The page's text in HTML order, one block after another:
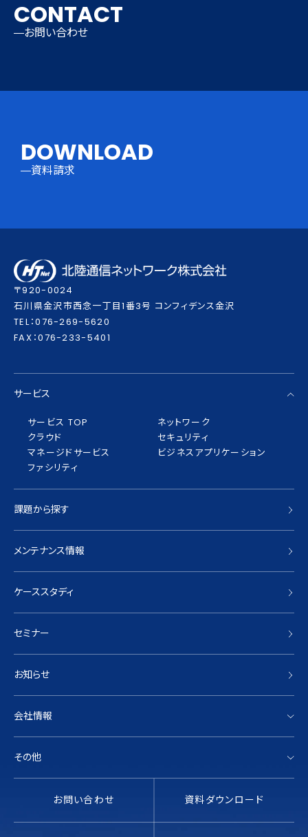
CONTACT
お問い合わせ
DOWNLOAD
資料請求
〒920-0024
⽯川県⾦沢市⻄念⼀丁⽬1番3号 コンフィデンス⾦沢
TEL：076-269-5620
FAX：076-233-5401
サービス
サービス TOP
ネットワーク
クラウド
セキュリティ
マネージドサービス
ビジネスアプリケーション
ファシリティ
課題から探す
メンテナンス情報
ケーススタディ
セミナー
お知らせ
会社情報
その他
お問い合わせ 資料ダウンロード